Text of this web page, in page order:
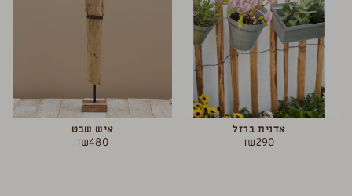
אדנית ברזל
₪290
איש שבט
₪480